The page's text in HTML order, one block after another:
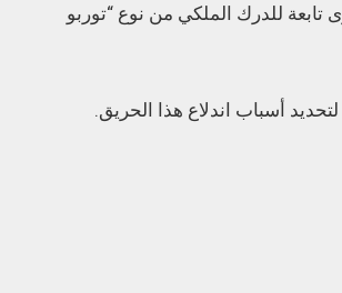
تابعة للدرك الملكي من نوع “توربو
أسباب اندلاع هذا الحريق.